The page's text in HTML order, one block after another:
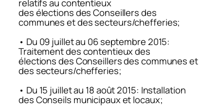
relatifs au contentieux
des élections des Conseillers des
communes et des secteurs/chefferies;
• Du 09 juillet au 06 septembre 2015:
Traitement des contentieux des
élections des Conseillers des communes et
des secteurs/chefferies;
• Du 15 juillet au 18 août 2015: Installation
des Conseils municipaux et locaux;